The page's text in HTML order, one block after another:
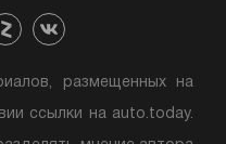
размещенных на
ссылки на auto.today.